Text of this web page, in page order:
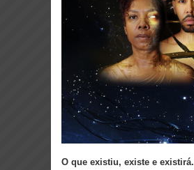
O que existiu, existe e existirá.